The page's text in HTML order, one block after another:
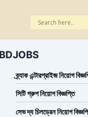
BDJOBS
ব্র্যাক এন্টারপ্রাইজ নিয়োগ
সিটি গ্রুপ নিয়োগ বিজ্ঞপ্তি
সেভ দ্য চিলড্রেন নিয়োগ